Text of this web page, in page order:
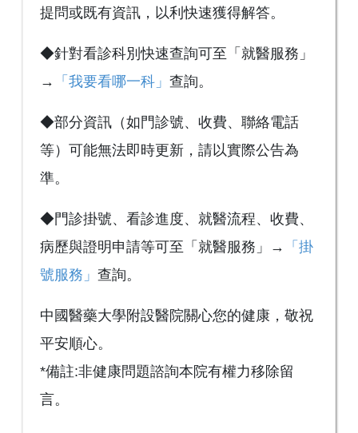
提問或既有資訊，以利快速獲得解答。
◆針對看診科別快速查詢可至「就醫服務」
→
「我要看哪一科」 查詢。
◆部分資訊（如門診號、收費、聯絡電話
等）可能無法即時更新，請以實際公告為
準。
◆門診掛號、看診進度、就醫流程、收費、
病歷與證明申請等可至「就醫服務」→
「掛
號服務」 查詢。
中國醫藥大學附設醫院關心您的健康，敬祝
平安順心。
*備註:非健康問題諮詢本院有權力移除留
言。